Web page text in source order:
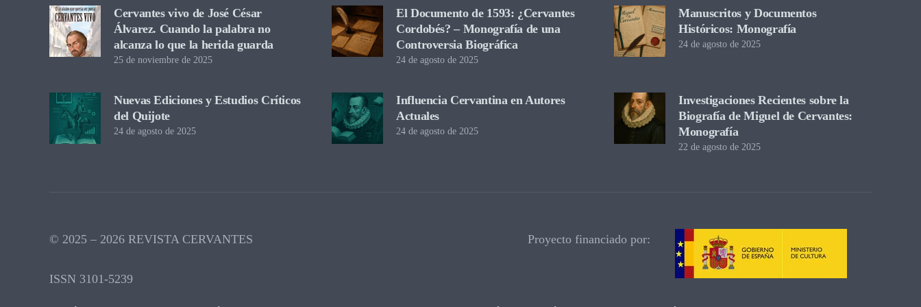
Cervantes vivo de José César
Álvarez. Cuando la palabra no
alcanza lo que la herida guarda
25 de noviembre de 2025
El Documento de 1593: ¿Cervantes
Cordobés? – Monografía de una
Controversia Biográfica
24 de agosto de 2025
Manuscritos y Documentos
Históricos: Monografía
24 de agosto de 2025
Nuevas Ediciones y Estudios Críticos
del Quijote
24 de agosto de 2025
Influencia Cervantina en Autores
Actuales
24 de agosto de 2025
Investigaciones Recientes sobre la
Biografía de Miguel de Cervantes:
Monografía
22 de agosto de 2025
© 2025 – 2026 REVISTA CERVANTES
ISSN 3101-5239
Proyecto financiado por: